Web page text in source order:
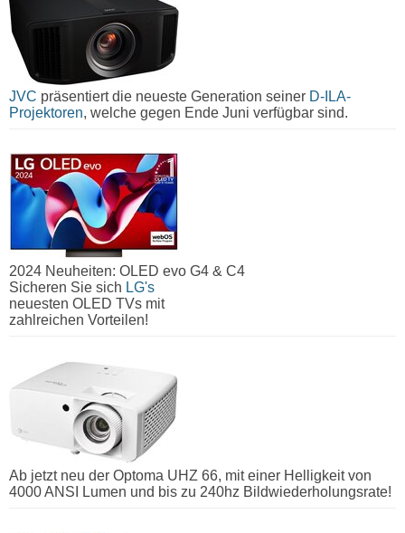
JVC präsentiert die neueste Generation seiner D-ILA-
Projektoren, welche gegen Ende Juni verfügbar sind.
2024 Neuheiten: OLED evo G4 & C4
Sicheren Sie sich LG's
neuesten OLED TVs mit
zahlreichen Vorteilen!
Ab jetzt neu der Optoma UHZ 66, mit einer Helligkeit von
4000 ANSI Lumen und bis zu 240hz Bildwiederholungsrate!